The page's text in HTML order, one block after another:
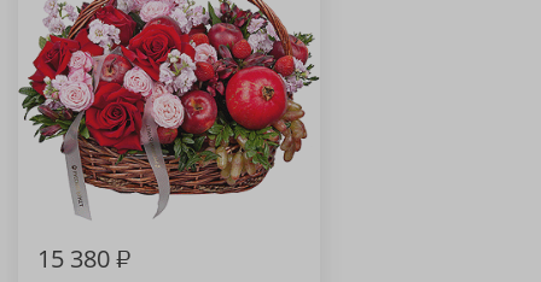
15 380₽